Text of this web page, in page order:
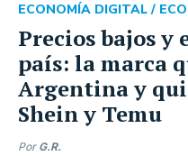
Precios bajos y
país: la marca
Argentina y
Shein y Temu
ECONOMÍA DIGITAL /
Por G.R.